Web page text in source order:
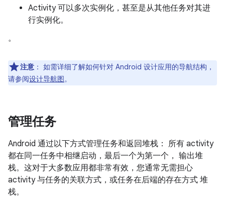
Activity 可以多次实例化，甚至是从其他任务对其进
行实例化。
。
注意 ： 如需详细了解如何针对 Android 设计应用的导航结构，
请参阅设计导航图。
管理任务
Android 通过以下方式管理任务和返回堆栈： 所有 activity
都在同一任务中相继启动，最后一个为第一个， 输出堆
栈。这对于大多数应用都非常有效，您通常无需担心
activity 与任务的关联方式，或任务在后端的存在方式 堆
栈。